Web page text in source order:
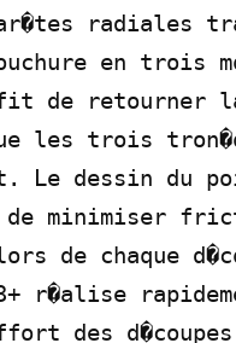
radiales
en trois
de retourner
les trois
Le dessin du
de minimiser
de chaque
r�alise
des d�coupes